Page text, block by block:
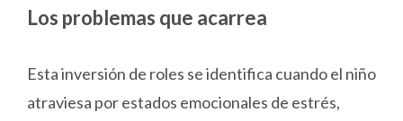
Los problemas que acarrea
Esta inversión de roles se identifica cuando el niño
atraviesa por estados emocionales de estrés,